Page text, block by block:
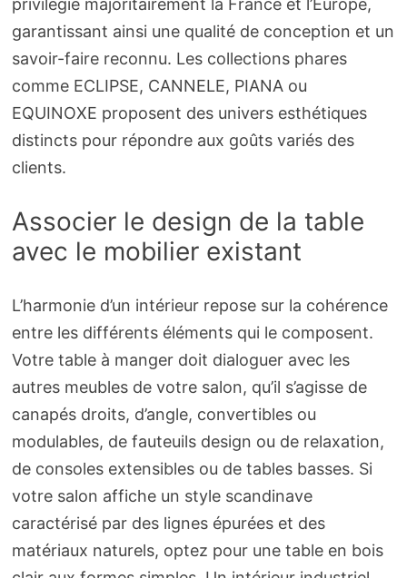
privilégie majoritairement la France et l’Europe,
garantissant ainsi une qualité de conception et un
savoir-faire reconnu. Les collections phares
comme ECLIPSE, CANNELE, PIANA ou
EQUINOXE proposent des univers esthétiques
distincts pour répondre aux goûts variés des
clients.
Associer le design de la table
avec le mobilier existant
L’harmonie d’un intérieur repose sur la cohérence
entre les différents éléments qui le composent.
Votre table à manger doit dialoguer avec les
autres meubles de votre salon, qu’il s’agisse de
canapés droits, d’angle, convertibles ou
modulables, de fauteuils design ou de relaxation,
de consoles extensibles ou de tables basses. Si
votre salon affiche un style scandinave
caractérisé par des lignes épurées et des
matériaux naturels, optez pour une table en bois